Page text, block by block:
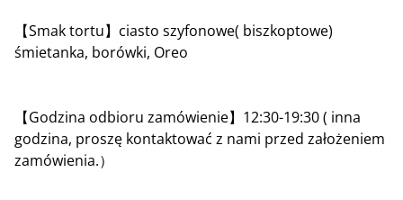
【Smak tortu】ciasto szyfonowe( biszkoptowe)
śmietanka, borówki, Oreo
【Godzina odbioru zamówienie】12:30-19:30 ( inna
godzina, proszę kontaktować z nami przed założeniem
zamówienia.）